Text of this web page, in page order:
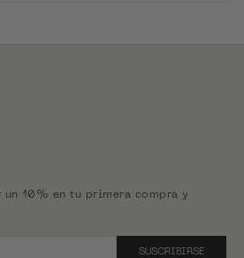
10% en tu primera compra y
SUSCRIBIRSE